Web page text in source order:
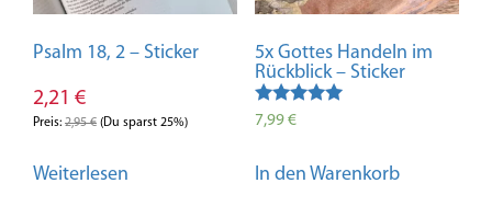
Psalm 18, 2 – Sticker
2,21 €
Preis: 2,95€ (Du sparst 25%)
Weiterlesen
5x Gottes Handeln im
Rückblick – Sticker
Bewertet mit
7,99€
In den Warenkorb